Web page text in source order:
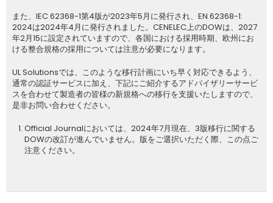
また、IEC 62368-1第4版が2023年5月に発行され、EN 62368-1:
2024は2024年4月に発行されました。CENELEC上のDOWは、2027
年2月15に設定されていますので、各国における採用時期、欧州にお
ける整合規格の採用については注意が必要になります。
UL Solutionsでは、このような移行計画にいち早く対応できるよう、
通常の認証サービスに加え、下記にご紹介するアドバイザリーサービ
スを合わせて製造者の皆様の新規格への移行を支援いたしますので、
是非お問い合わせください。
Official Journalにおいては、2024年7月現在、3版移行に関する
DOWの改訂が進んでいません。版をご選択いただく際、この点ご
注意ください。